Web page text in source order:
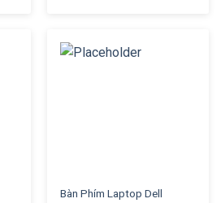
Bàn Phím Laptop Dell